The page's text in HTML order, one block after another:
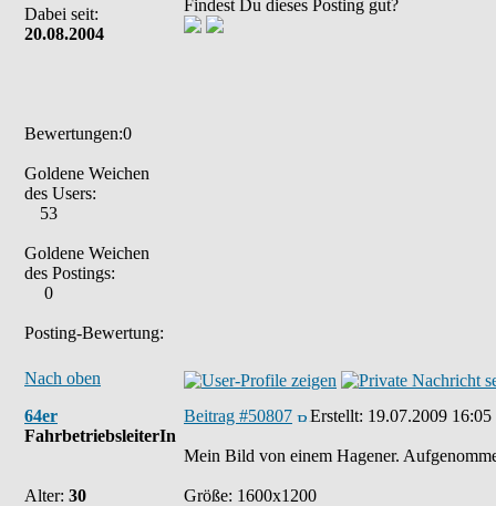
Dabei seit:
20.08.2004
Bewertungen:0
Goldene Weichen
des Users:
53
Goldene Weichen
des Postings:
0
Posting-Bewertung:
Findest Du dieses Posting gut?
Nach oben
64er
FahrbetriebsleiterIn
Alter: 30
Beitrag #50807 Erstellt: 19.07.2009 16:05
Mein Bild von einem Hagener.
Größe: 1600x1200